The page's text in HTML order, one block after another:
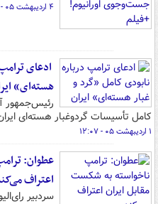
۴ اردیبهشت ۰۵ - ۰۹:۱۵
ادعای
هسته‌ای»
رئیس‌جمهور
کامل تأسیسات گردوغبار هسته‌ای
۱ اردیبهشت ۰۵ - ۱۲:۰۷
عطوان:
اعتراف
سردبیر